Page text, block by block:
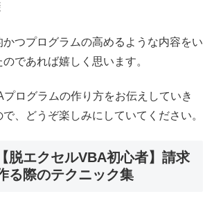
つプログラムの高めるような内容をい
であれば嬉しく思います。
プログラムの作り方をお伝えしていき
、どうぞ楽しみにしていてください。
脱エクセルVBA初心者】請求
る際のテクニック集